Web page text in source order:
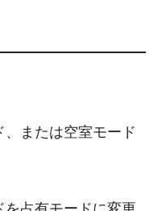
または空室モード